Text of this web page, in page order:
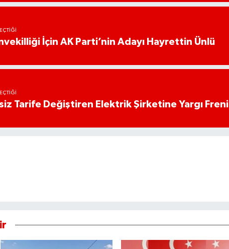
İçin AK Parti’nin Adayı Hayrettin Ünlü
Tarife Değiştiren Elektrik Şirketine Yargı Freni